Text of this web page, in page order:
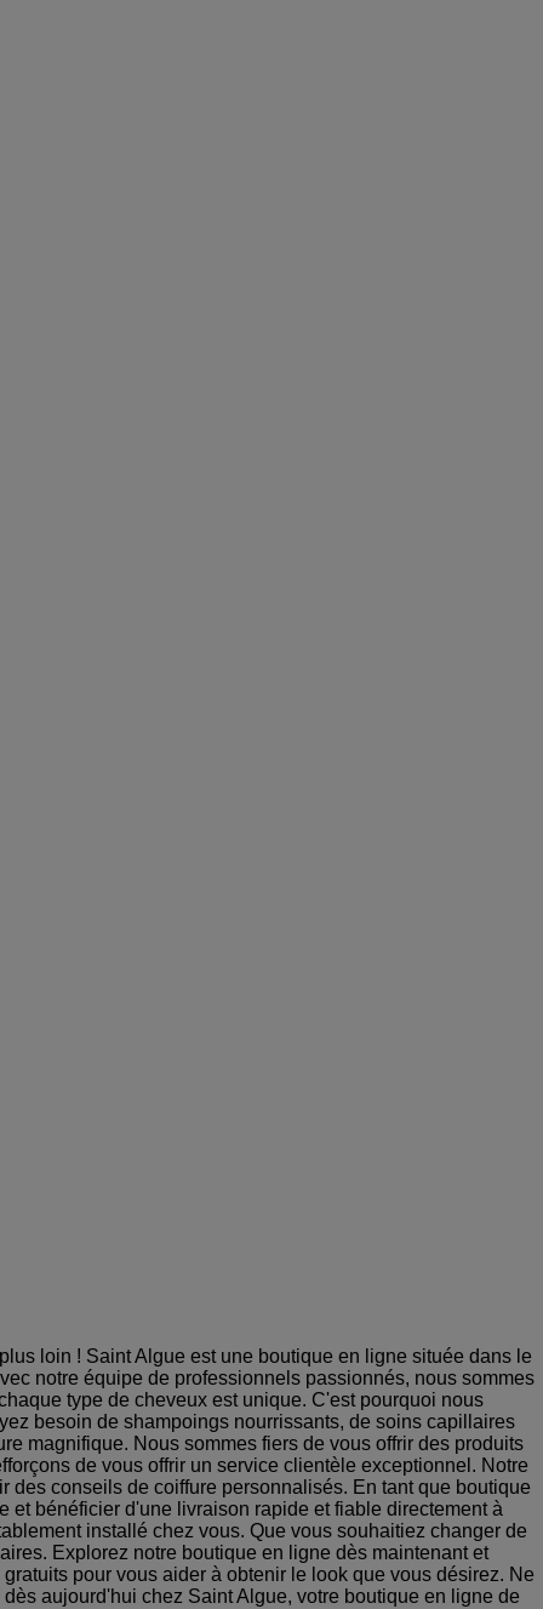
loin ! Saint Algue est une boutique en ligne située dans le
notre équipe de professionnels passionnés, nous sommes
type de cheveux est unique. C'est pourquoi nous
besoin de shampoings nourrissants, de soins capillaires
magnifique. Nous sommes fiers de vous offrir des produits
de vous offrir un service clientèle exceptionnel. Notre
conseils de coiffure personnalisés. En tant que boutique
et bénéficier d'une livraison rapide et fiable directement à
installé chez vous. Que vous souhaitiez changer de
Explorez notre boutique en ligne dès maintenant et
pour vous aider à obtenir le look que vous désirez. Ne
aujourd'hui chez Saint Algue, votre boutique en ligne de